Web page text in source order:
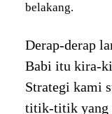
belakang.
Derap-derap
Babi itu kira-
Strategi kami
titik-titik yang